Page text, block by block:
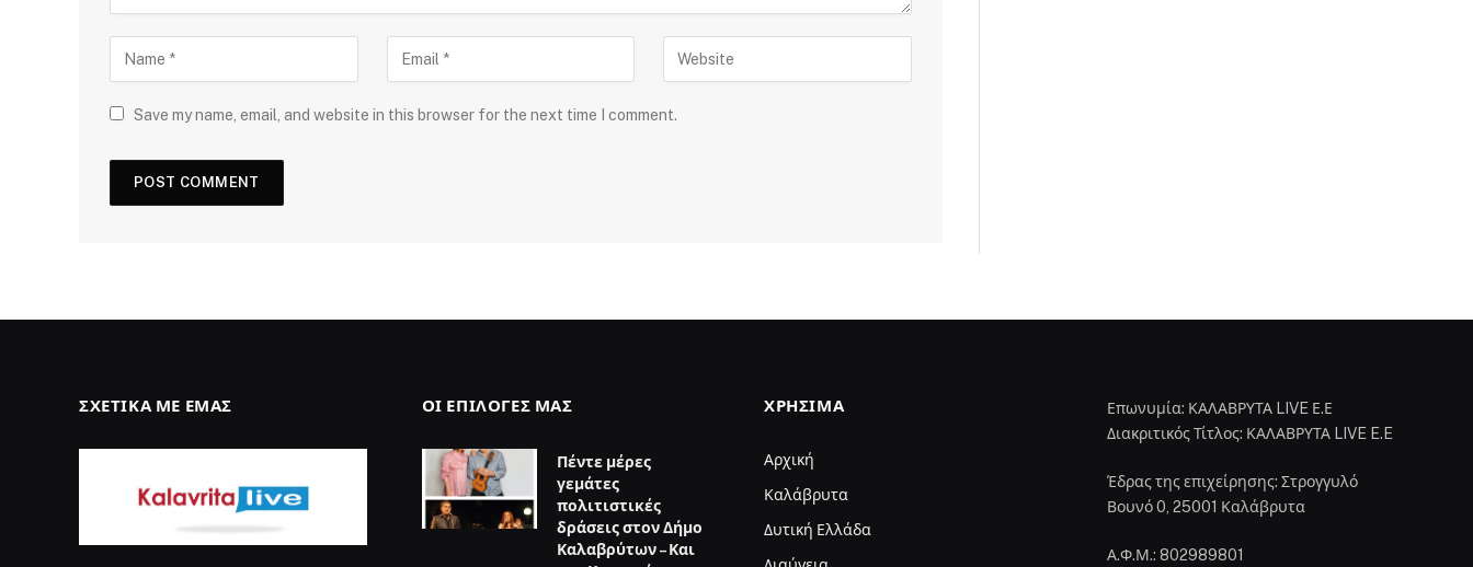
Save my name, email, and website in this browser for the next time I comment.
ΣΧΕΤΙΚΆ ΜΕ ΕΜΆΣ ΟΙ ΕΠΙΛΟΓΈΣ ΜΑΣ
Πέντε μέρες
γεμάτες
πολιτιστικές
δράσεις στον Δήμο
Καλαβρύτων – Και
ΧΡΉΣΙΜΑ
Αρχική
Καλάβρυτα
Δυτική Ελλάδα
Επωνυμία: ΚΑΛΑΒΡΥΤΑ LIVE Ε.Ε
Διακριτικός Τίτλος: ΚΑΛΑΒΡΥΤΑ LIVE E.E
Έδρας της επιχείρησης: Στρογγυλό
Βουνό 0, 25001 Καλάβρυτα
Α.Φ.Μ.: 802989801